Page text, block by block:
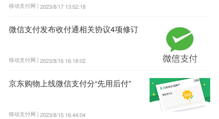
移动支付网 | 2023/8/17 13:52:18
微信支付发布收付通相关协议4项修订
移动支付网 | 2023/8/16 16:18:02
京东购物上线微信支付分“先用后付”
移动支付网 | 2023/8/15 16:44:04